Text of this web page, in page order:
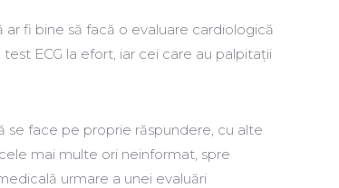
fi bine să facă o evaluare cardiologică
ECG la efort, iar cei care au palpitații
se face pe proprie răspundere, cu alte
mai multe ori neinformat, spre
urmare a unei evaluări